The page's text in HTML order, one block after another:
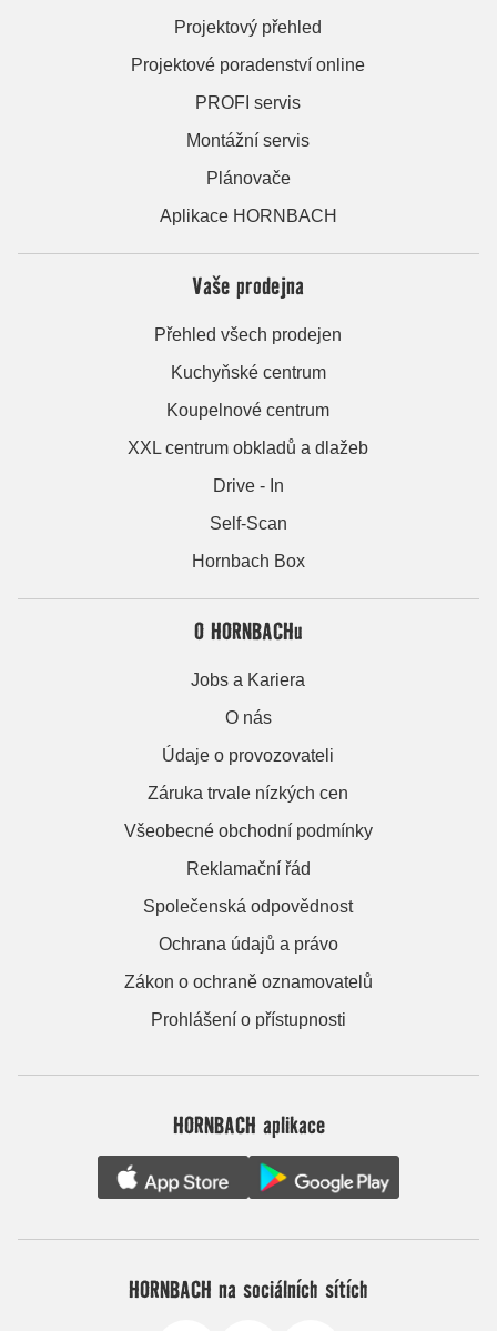
Projektový přehled
Projektové poradenství online
PROFI servis
Montážní servis
Plánovače
Aplikace HORNBACH
Vaše prodejna
Přehled všech prodejen
Kuchyňské centrum
Koupelnové centrum
XXL centrum obkladů a dlažeb
Drive - In
Self-Scan
Hornbach Box
O HORNBACHu
Jobs a Kariera
O nás
Údaje o provozovateli
Záruka trvale nízkých cen
Všeobecné obchodní podmínky
Reklamační řád
Společenská odpovědnost
Ochrana údajů a právo
Zákon o ochraně oznamovatelů
Prohlášení o přístupnosti
HORNBACH aplikace
HORNBACH na sociálních sítích